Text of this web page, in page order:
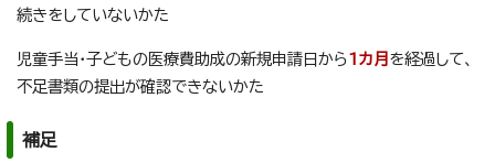
続きをしていないかた
児童手当・子どもの医療費助成の新規申請日から1カ月 を経過して、
不足書類の提出が確認できないかた
補足